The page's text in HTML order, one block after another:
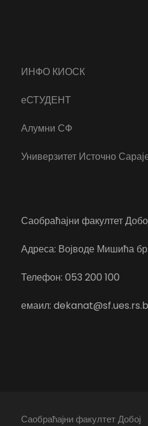
ИНФО КИОСК
еСТУДЕНТ
Алумни СФ
Универзитет Источно
Саобраћајни факултет
Адреса: Војводе Мишића
Телефон: 053 200 100
емаил:
Саобраћајни факултет Добој